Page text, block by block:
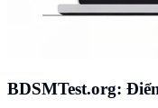
BDSMTest.org: